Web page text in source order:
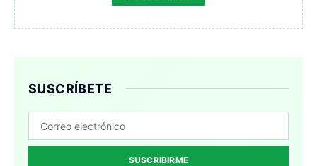
SUSCRÍBETE
SUSCRIBIRME